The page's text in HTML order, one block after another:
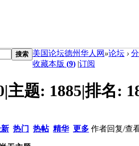
搜索 美国论坛德州华人网 »论坛 ›
收藏本版 (9) |订阅
|主题: 1885|排名:
热门 热帖 精华 更多 作者回复/查